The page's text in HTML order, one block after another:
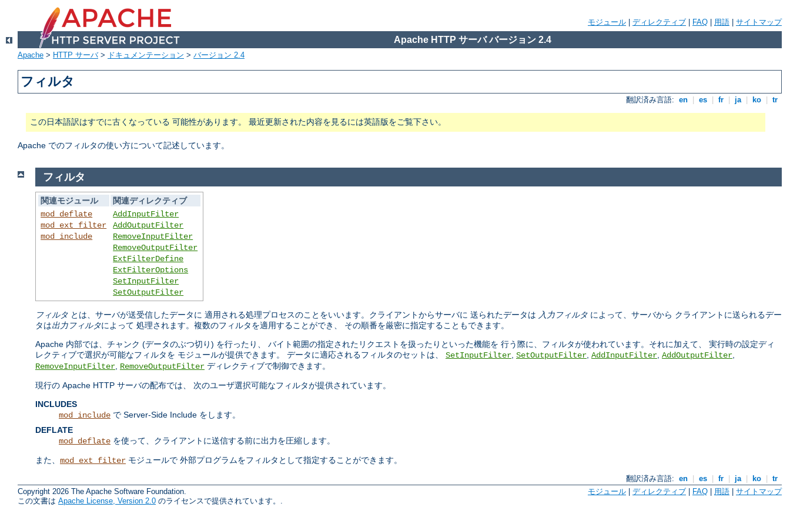
モジュール ディレクティブ FAQ 用語 サイトマップ
Apache HTTP サーバ バージョン 2.4
Apache > HTTP サーバ> ドキュメンテーション > バージョン 2.4
フィルタ
翻訳済み言語: en es fr ja ko tr
この日本語訳はすでに古くなっている 可能性があります。 最近更新された内容を見るには英語版をご覧下さい。
Apache でのフィルタの使い方について記述しています。
フィルタ
関連モジュール
関連ディレクティブ
mod_deflate
mod_ext_filter
mod_include
AddInputFilter
AddOutputFilter
RemoveInputFilter
RemoveOutputFilter
ExtFilterDefine
ExtFilterOptions
SetInputFilter
SetOutputFilter
フィルタ とは、サーバが送受信したデータに 適用される処理プロセスのことをいいます。クライアントからサーバに 送られたデータは 入力フィルタ によって、サーバから クライアントに送られるデー
タは出力フィルタによって 処理されます。複数のフィルタを適用することができ、 その順番を厳密に指定することもできます。
Apache 内部では、チャンク (データのぶつ切り) を行ったり、 バイト範囲の指定されたリクエストを扱ったりといった機能を 行う際に、フィルタが使われています。それに加えて、 実行時の設定ディ
レクティブで選択が可能なフィルタを モジュールが提供できます。 データに適応されるフィルタのセットは、 SetInputFilter SetOutputFilter AddInputFilter AddOutputFilter
RemoveInputFilter RemoveOutputFilter ディレクティブで制御できます。
現行の Apache HTTP サーバの配布では、 次のユーザ選択可能なフィルタが提供されています。
INCLUDES
mod_include で Server-Side Include をします。
DEFLATE
mod_deflate を使って、クライアントに送信する前に出力を圧縮します。
また、 mod_ext_filter モジュールで 外部プログラムをフィルタとして指定することができます。
翻訳済み言語: en | es | fr | ja | ko | tr
Copyright 2026 The Apache Software Foundation.
この文書は Apache License, Version 2.0 のライセンスで提供されています。.
モジュール ディレクティブ FAQ 用語 サイトマップ